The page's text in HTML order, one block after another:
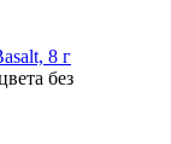
8 г
без